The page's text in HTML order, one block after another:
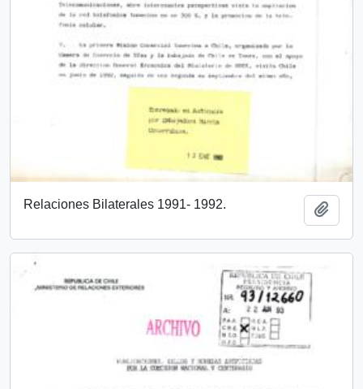
Relaciones Bilaterales 1991- 1992.